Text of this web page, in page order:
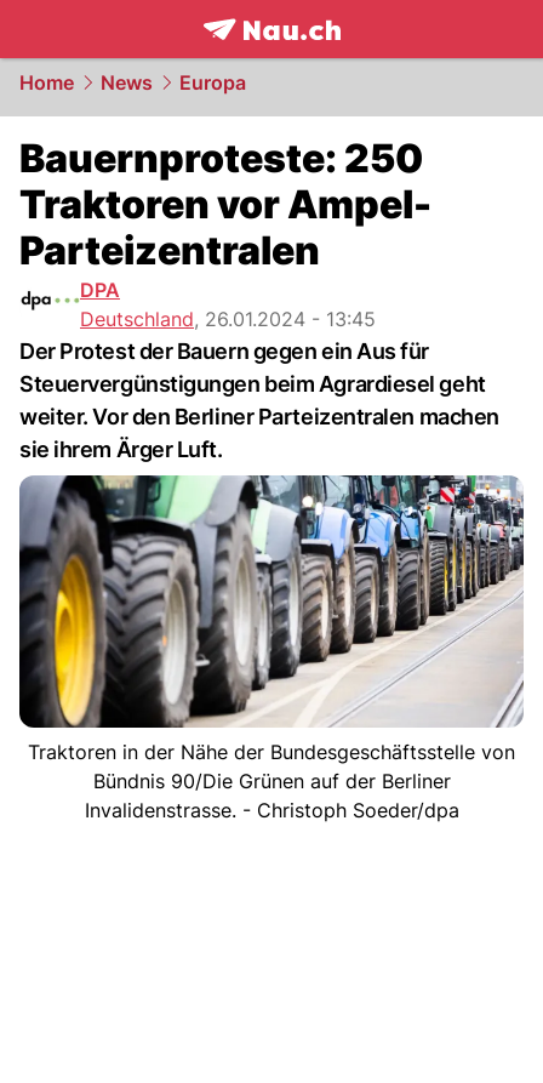
frontpage.NAU.ch
Home News Europa
Bauernproteste: 250
Traktoren vor Ampel-
Parteizentralen
DPA
Deutschland, 26.01.2024 - 13:45
Der Protest der Bauern gegen ein Aus für
Steuervergünstigungen beim Agrardiesel geht
weiter. Vor den Berliner Parteizentralen machen
sie ihrem Ärger Luft.
Traktoren in der Nähe der Bundesgeschäftsstelle von
Bündnis 90/Die Grünen auf der Berliner
Invalidenstrasse. - Christoph Soeder/dpa